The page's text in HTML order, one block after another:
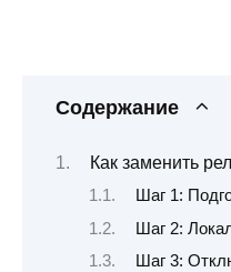
Содержание
Как заменить
Шаг 1:
Шаг 2:
Шаг 3: